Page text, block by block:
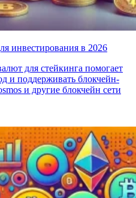
инвестирования в 2026
для стейкинга помогает
и поддерживать блокчейн-
и другие блокчейн сети